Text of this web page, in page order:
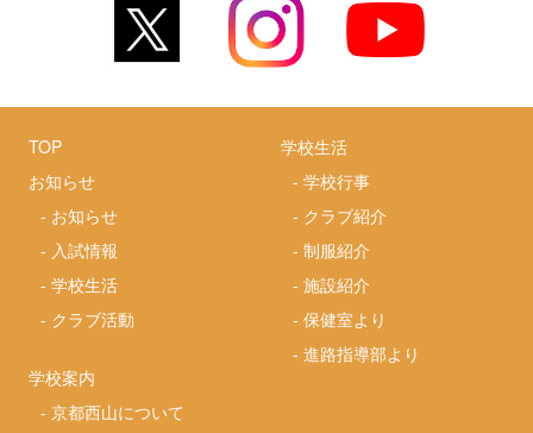
TOP
お知らせ
- お知らせ
- 入試情報
-学校生活
- クラブ活動
学校案内
-京都西山について
学校生活
-学校行事
- クラブ紹介
-制服紹介
-施設紹介
-保健室より
-進路指導部より